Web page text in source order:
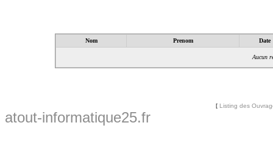
Nom Prenom Date
Aucun
[ Listing des
atout-informatique25.fr